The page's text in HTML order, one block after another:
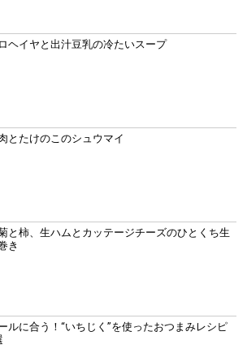
ヘイヤと出汁豆乳の冷たいスープ
とたけのこのシュウマイ
と柿、生ハムとカッテージチーズのひとくち生
き
ルに合う！“いちじく”を使ったおつまみレシピ